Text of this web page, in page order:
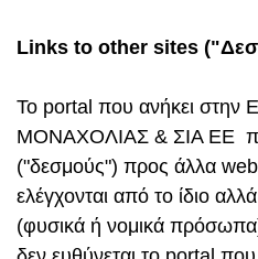
Links to other sites
Το portal που ανήκει στην
ΜΟΝΑΧΟΛΙΑΣ & ΣΙΑ ΕΕ
("δεσμούς") προς άλλα
ελέγχονται από το ίδιο
(φυσικά ή νομικά